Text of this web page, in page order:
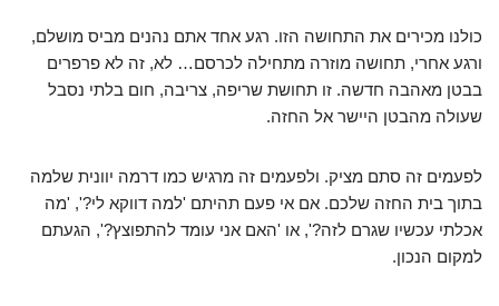
כולנו מכירים את התחושה הזו. רגע אחד אתם נהנים מביס מושלם,
ורגע אחרי, תחושה מוזרה מתחילה לכרסם… לא, זה לא פרפרים
בבטן מאהבה חדשה. זו תחושת שריפה, צריבה, חום בלתי נסבל
שעולה מהבטן היישר אל החזה.
לפעמים זה סתם מציק. ולפעמים זה מרגיש כמו דרמה יוונית שלמה
בתוך בית החזה שלכם. אם אי פעם תהיתם 'למה דווקא לי?', 'מה
אכלתי עכשיו שגרם לזה?', או 'האם אני עומד להתפוצץ?', הגעתם
למקום הנכון.